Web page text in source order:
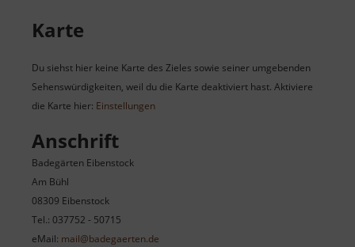
Karte
Du siehst hier keine Karte des Zieles sowie seiner umgebenden
Sehenswürdigkeiten, weil du die Karte deaktiviert hast. Aktiviere
die Karte hier: Einstellungen
Anschrift
Badegärten Eibenstock
Am Bühl
08309 Eibenstock
Tel.: 037752 - 50715
eMail: mail@badegaerten.de